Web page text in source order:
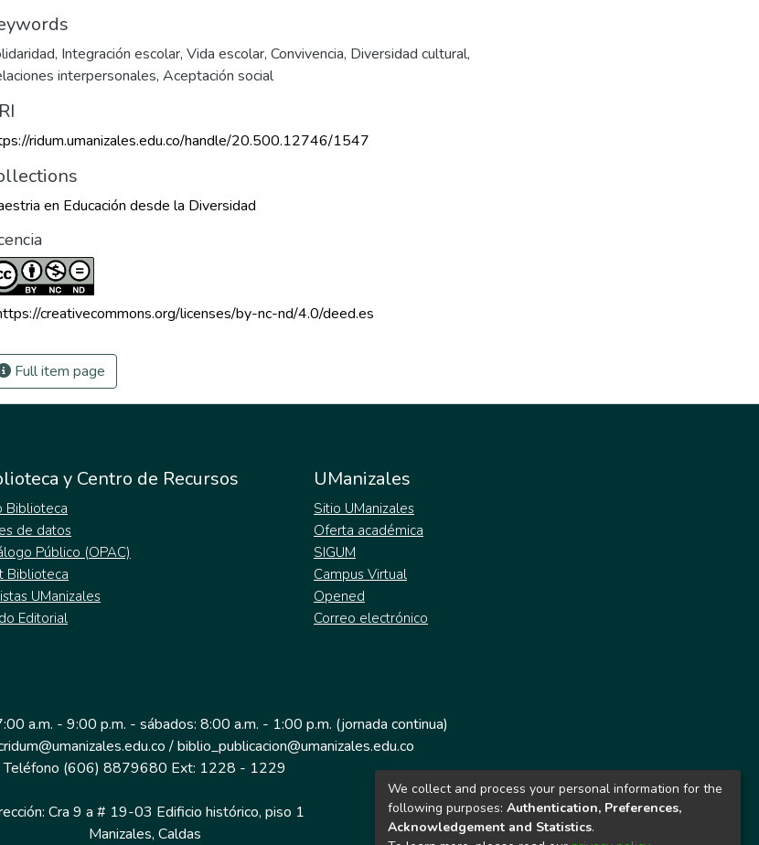
, Integración escolar, Vida escolar, Convivencia, Diversidad cultural,
interpersonales, Aceptación social
ridum.umanizales.edu.co/handle/20.500.12746/1547
en Educación desde la Diversidad
creativecommons.org/licenses/by-nc-nd/4.0/deed.es
Full item page
y Centro de Recursos
Biblioteca
de datos
Público (OPAC)
Biblioteca
UManizales
Editorial
UManizales
Sitio UManizales
Oferta académica
SIGUM
Campus Virtual
Opened
Correo electrónico
a.m. - 9:00 p.m. - sábados: 8:00 a.m. - 1:00 p.m. (jornada continua)
/ biblio_publicacion@umanizales.edu.co
Teléfono (606) 8879680 Ext: 1228 - 1229
Cra 9 a # 19-03 Edificio histórico, piso 1
Manizales, Caldas
We collect and process your personal information for the
following purposes: Authentication, Preferences,
Acknowledgement and Statistics.